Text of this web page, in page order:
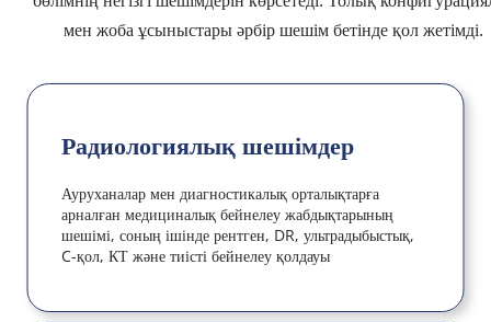
мен жоба ұсыныстары әрбір шешім бетінде қол жетімді.
Радиологиялық шешімдер
Ауруханалар мен диагностикалық орталықтарға
арналған медициналық бейнелеу жабдықтарының
шешімі, соның ішінде рентген, DR, ультрадыбыстық,
C-қол, КТ және тиісті бейнелеу қолдауы